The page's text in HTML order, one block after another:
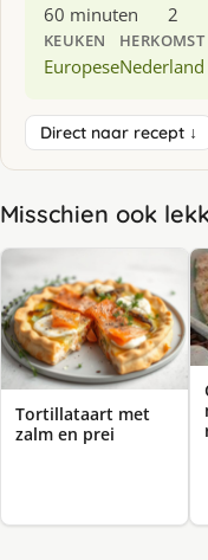
60 minuten 2
KEUKEN
Europese
HERKOMST
Nederland
Direct naar recept ↓
Misschien ook
Tortillataart met
zalm en prei